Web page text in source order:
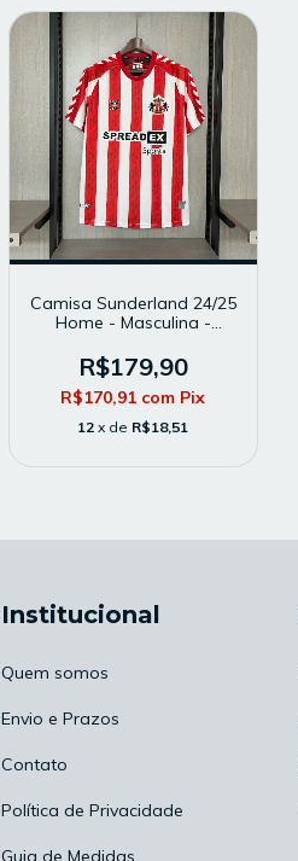
Camisa Sunderland 24/25
Home - Masculina -
Branca e Vermelha
R$179,90
R$170,91 com Pix
12 x de R$18,51
Institucional
Quem somos
Envio e Prazos
Contato
Política de Privacidade
Guia de Medidas